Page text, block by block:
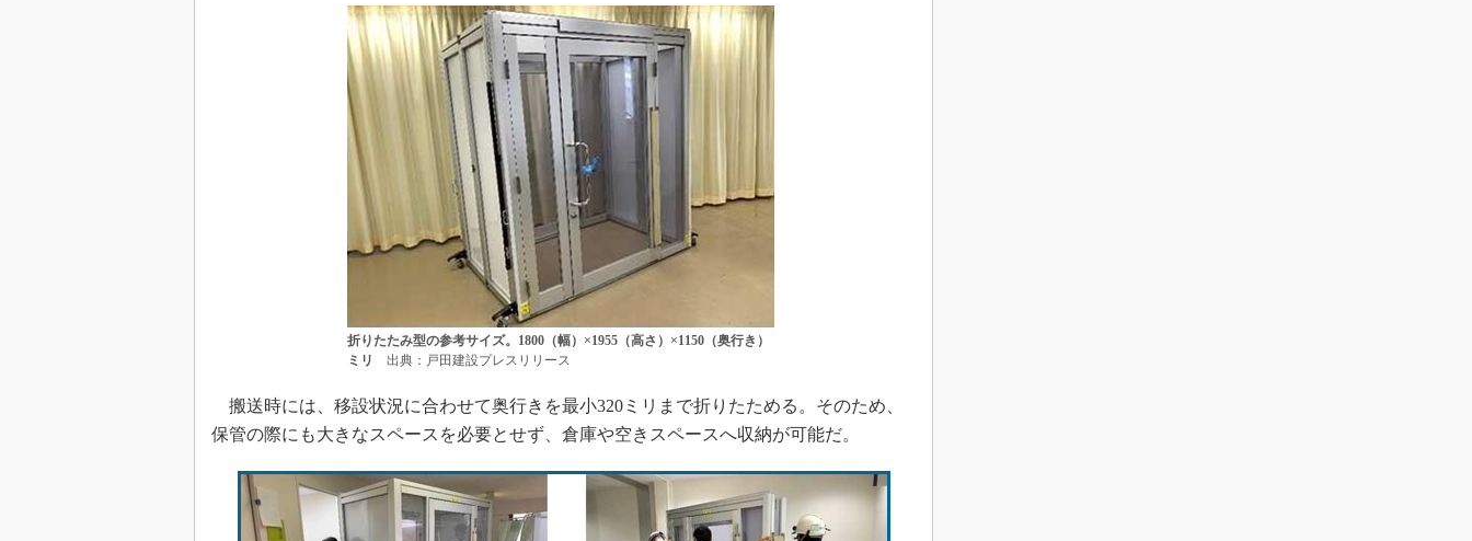
折りたたみ型の参考サイズ。1800（幅）×1955（高さ）×1150（奥行き）
ミリ
出典：戸田建設プレスリリース
搬送時には、移設状況に合わせて奥行きを最小320ミリまで折りたためる。そのため、
保管の際にも大きなスペースを必要とせず、倉庫や空きスペースへ収納が可能だ。